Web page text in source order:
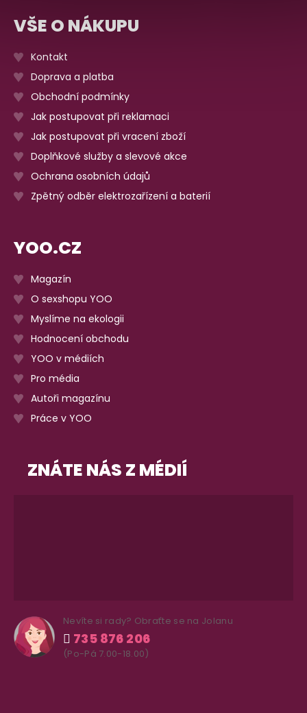
VŠE O NÁKUPU
Kontakt
Doprava a platba
Obchodní podmínky
Jak postupovat při reklamaci
Jak postupovat při vracení zboží
Doplňkové služby a slevové akce
Ochrana osobních údajů
Zpětný odběr elektrozařízení a baterií
YOO.CZ
Magazín
O sexshopu YOO
Myslíme na ekologii
Hodnocení obchodu
YOO v médiích
Pro média
Autoři magazínu
Práce v YOO
ZNÁTE NÁS Z MÉDIÍ
Nevíte si rady? Obraťte se na Jolanu
735 876 206
(Po-Pá 7.00-18.00)